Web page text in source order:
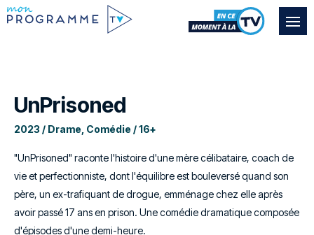
UnPrisoned
2023 / Drame, Comédie / 16+
"UnPrisoned" raconte l'histoire d'une mère célibataire, coach de
vie et perfectionniste, dont l'équilibre est bouleversé quand son
père, un ex-trafiquant de drogue, emménage chez elle après
avoir passé 17 ans en prison. Une comédie dramatique composée
d'épisodes d'une demi-heure.